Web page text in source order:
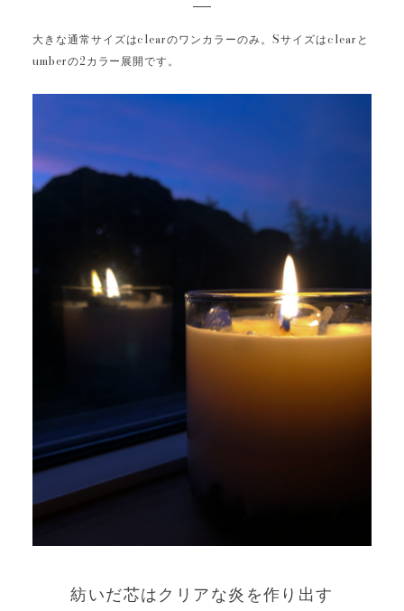
大きな通常サイズはclearのワンカラーのみ。Sサイズはclearと
umberの2カラー展開です。
紡いだ芯はクリアな炎を作り出す